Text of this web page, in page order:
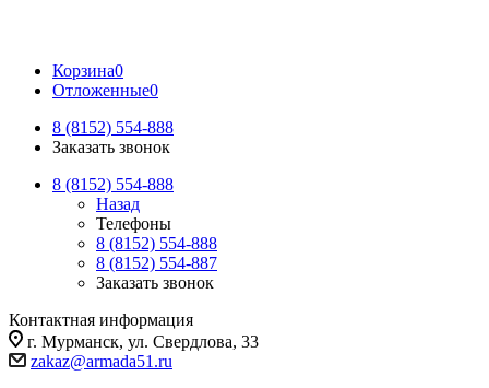
Корзина0
Отложенные0
8 (8152) 554-888
Заказать звонок
8 (8152) 554-888
Назад
Телефоны
8 (8152) 554-888
8 (8152) 554-887
Заказать звонок
Контактная информация
г. Мурманск, ул. Свердлова, 33
zakaz@armada51.ru